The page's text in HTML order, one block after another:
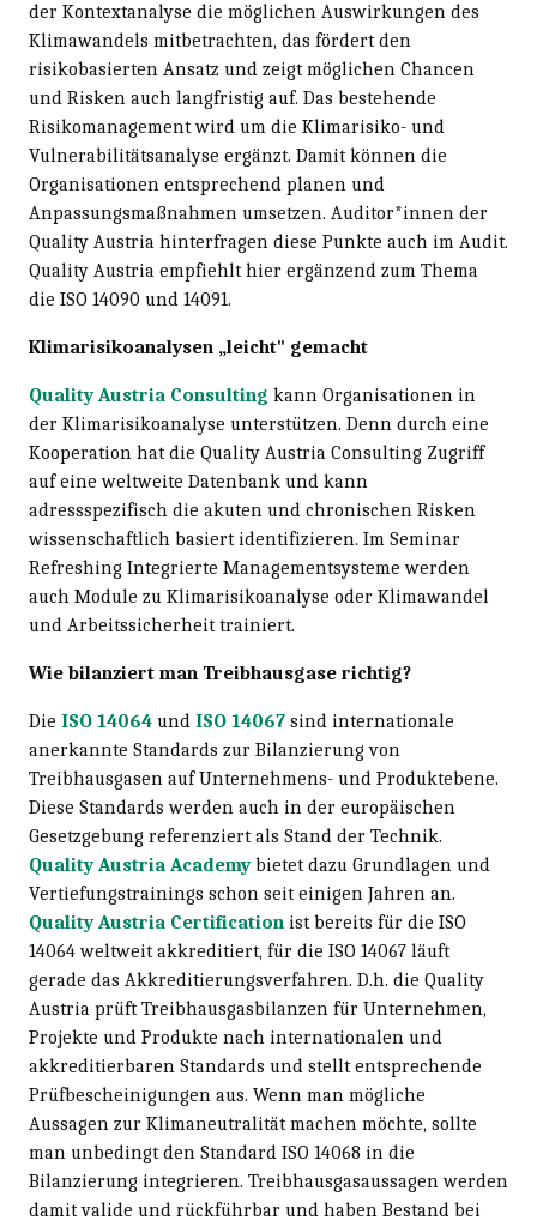
der Kontextanalyse die möglichen Auswirkungen des
Klimawandels mitbetrachten, das fördert den
risikobasierten Ansatz und zeigt möglichen Chancen
und Risken auch langfristig auf. Das bestehende
Risikomanagement wird um die Klimarisiko- und
Vulnerabilitätsanalyse ergänzt. Damit können die
Organisationen entsprechend planen und
Anpassungsmaßnahmen umsetzen. Auditor*innen der
Quality Austria hinterfragen diese Punkte auch im Audit.
Quality Austria empfiehlt hier ergänzend zum Thema
die ISO 14090 und 14091.
Klimarisikoanalysen „leicht" gemacht
Quality Austria Consulting kann Organisationen in
der Klimarisikoanalyse unterstützen. Denn durch eine
Kooperation hat die Quality Austria Consulting Zugriff
auf eine weltweite Datenbank und kann
adressspezifisch die akuten und chronischen Risken
wissenschaftlich basiert identifizieren. Im Seminar
Refreshing Integrierte Managementsysteme werden
auch Module zu Klimarisikoanalyse oder Klimawandel
und Arbeitssicherheit trainiert.
Wie bilanziert man Treibhausgase richtig?
Die ISO 14064 und ISO 14067 sind internationale
anerkannte Standards zur Bilanzierung von
Treibhausgasen auf Unternehmens- und Produktebene.
Diese Standards werden auch in der europäischen
Gesetzgebung referenziert als Stand der Technik.
Quality Austria Academybietet dazu Grundlagen und
Vertiefungstrainings schon seit einigen Jahren an.
Quality Austria Certification ist bereits für die ISO
14064 weltweit akkreditiert, für die ISO 14067 läuft
gerade das Akkreditierungsverfahren. D.h. die Quality
Austria prüft Treibhausgasbilanzen für Unternehmen,
Projekte und Produkte nach internationalen und
akkreditierbaren Standards und stellt entsprechende
Prüfbescheinigungen aus. Wenn man mögliche
Aussagen zur Klimaneutralität machen möchte, sollte
man unbedingt den Standard ISO 14068 in die
Bilanzierung integrieren. Treibhausgasaussagen werden
damit valide und rückführbar und haben Bestand bei